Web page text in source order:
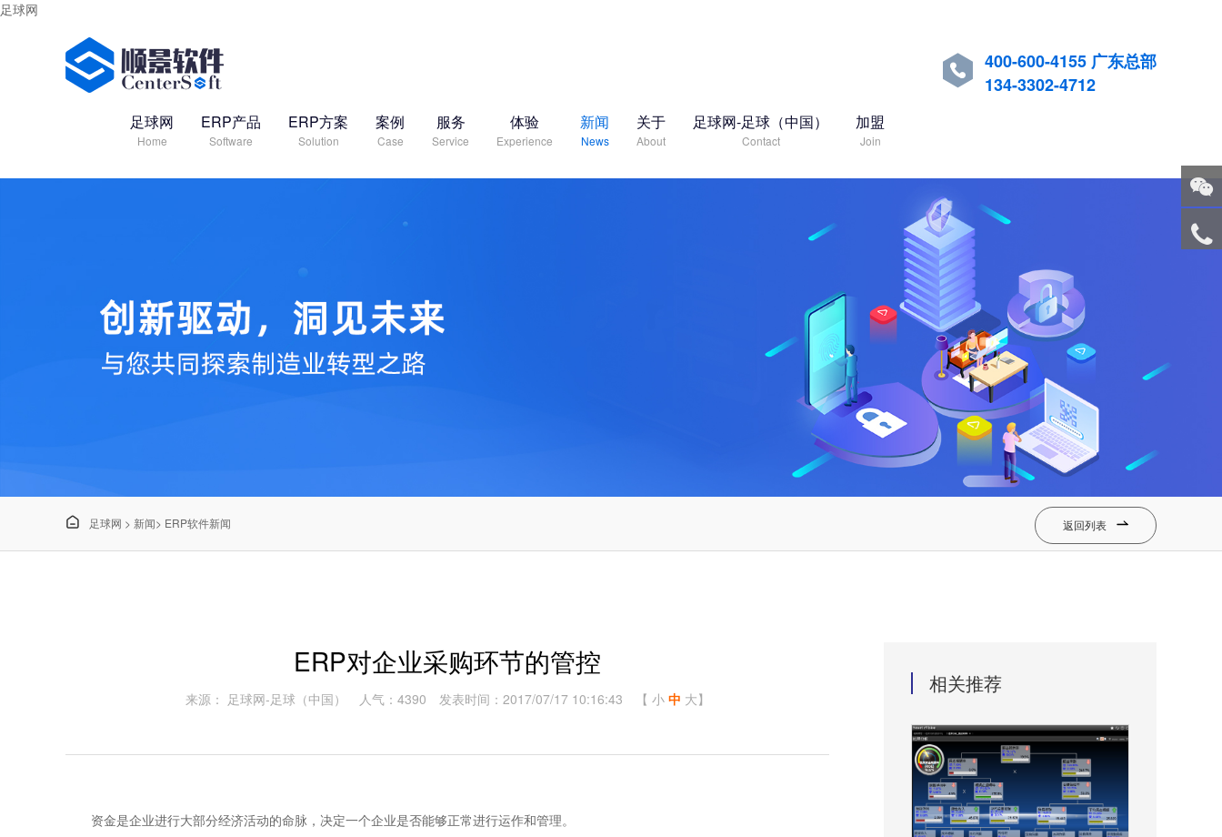
足球网

400-600-4155 广东总部
134-3302-4712
足球网
Home
ERP产品
Software
ERP方案
Solution
案例
Case
服务
Service
体验
Experience
新闻
News
关于
About
足球网-足球（中国）
Contact
加盟
Join
 足球网 > 新闻> ERP软件新闻 返回列表 
ERP对企业采购环节的管控
来源： 足球网-足球（中国） 人气：4390 发表时间：2017/07/17 10:16:43 【 小 中 大】
资金是企业进行大部分经济活动的命脉，决定一个企业是否能够正常进行运作和管理。
相关推荐
微信